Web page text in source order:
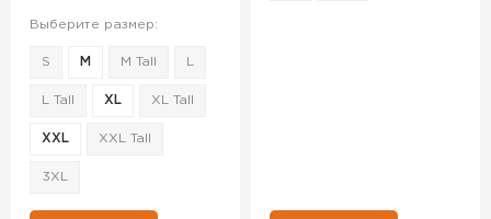
Выберите размер:
S M M Tall
L Tall XL XL Tall
XXL XXL Tall
3XL